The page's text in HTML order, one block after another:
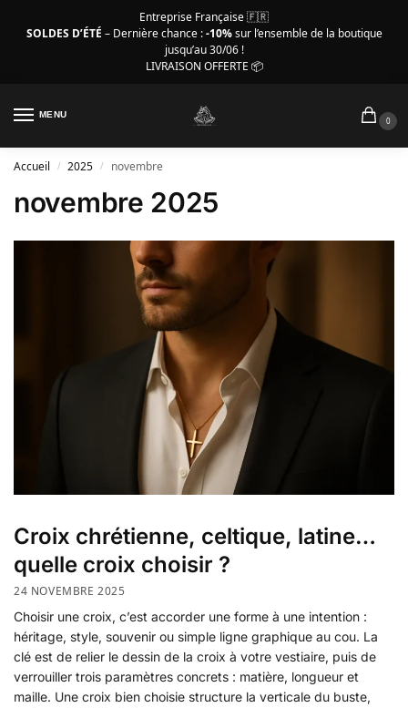
Entreprise Française 🇫🇷
SOLDES D’ÉTÉ – Dernière chance :-10%sur l’ensemble de la boutique
jusqu’au 30/06 !
LIVRAISON OFFERTE 📦
MENU
0
Accueil / 2025 / novembre
novembre 2025
Croix chrétienne, celtique, latine…
quelle croix choisir ?
24 NOVEMBRE 2025
Choisir une croix, c’est accorder une forme à une intention :
héritage, style, souvenir ou simple ligne graphique au cou. La
clé est de relier le dessin de la croix à votre vestiaire, puis de
verrouiller trois paramètres concrets : matière, longueur et
maille. Une croix bien choisie structure la verticale du buste,